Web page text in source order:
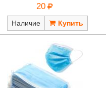
20
Наличие